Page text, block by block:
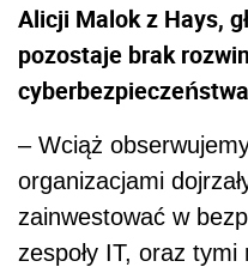
Alicji Malok z Hays,
pozostaje brak
– Wciąż
organizacjami
zainwestować w
zespoły IT, oraz